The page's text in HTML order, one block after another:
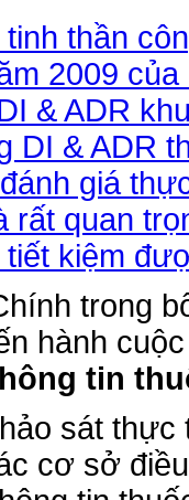
tinh thần
2009
& ADR
DI & ADR
giá
rất quan
tiết kiệm
trong bối
hành
tin
sát
cơ sở